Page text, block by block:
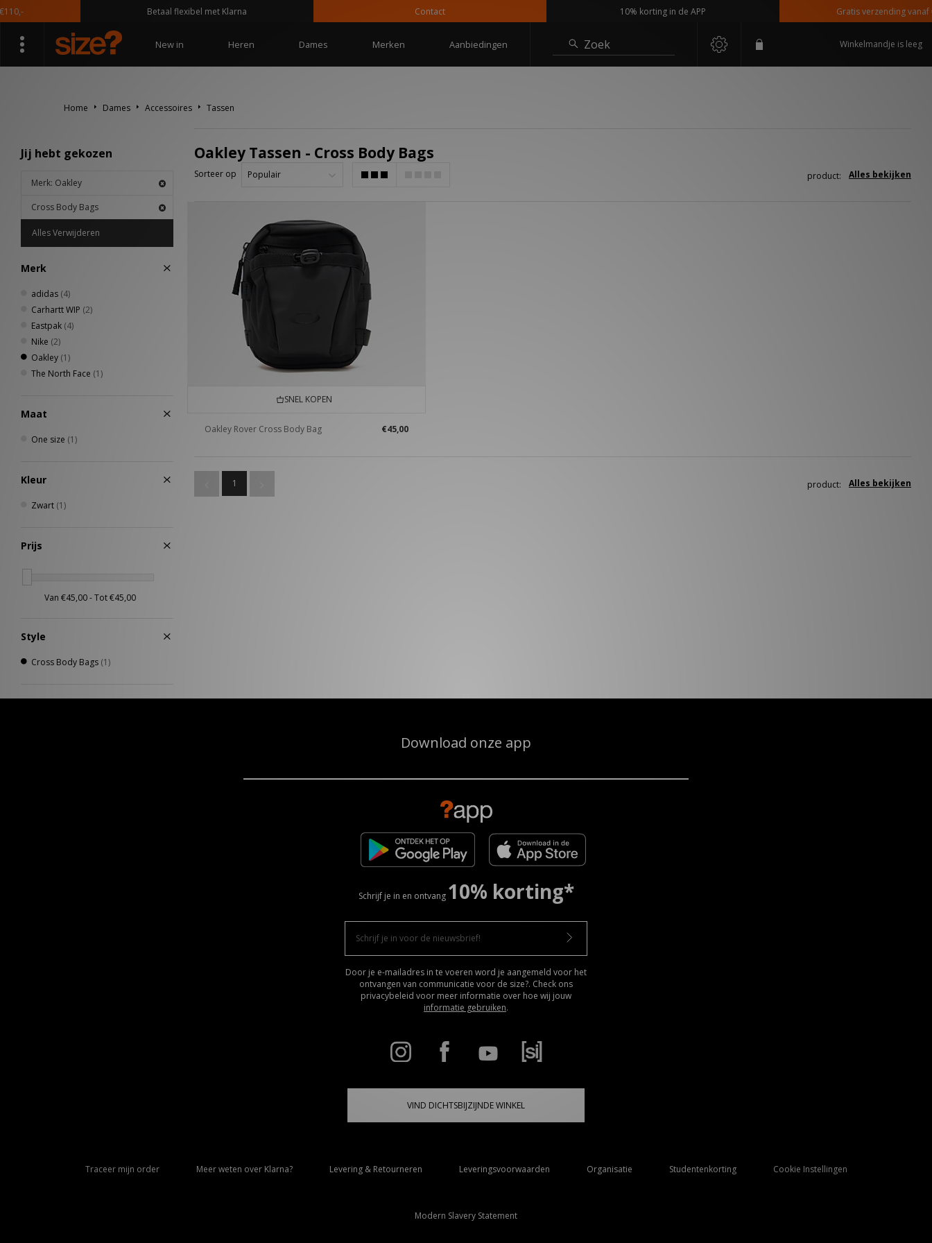
Betaal flexibel met Klarna Contact 10% korting in de APP Gratis verzending vanaf
New in Heren Dames Merken Aanbiedingen Zoek Winkelmandje is leeg
Home Dames Accessoires Tassen
Jij hebt gekozen
Merk: Oakley
Cross Body Bags
Alles Verwijderen
Merk
adidas (4)
Carhartt WIP (2)
Eastpak (4)
Nike (2)
Oakley (1)
The North Face (1)
Maat
One size (1)
Kleur
Zwart (1)
Prijs
Style
Cross Body Bags (1)
Oakley Tassen - Cross Body Bags
Sorteer op Alles bekijken
product:
SNEL KOPEN
Oakley Rover Cross Body Bag €45,00
1 Alles bekijken
product:
Download onze app
Schrijf je in en ontvang 10% korting*
Door je e-mailadres in te voeren word je aangemeld voor het
ontvangen van communicatie voor de size?. Check ons
privacybeleid voor meer informatie over hoe wij jouw
informatie gebruiken.
VIND DICHTSBIJZIJNDE WINKEL
Traceer mijn order Meer weten over Klarna? Levering & Retourneren Leveringsvoorwaarden Organisatie Studentenkorting Cookie Instellingen
Modern Slavery Statement